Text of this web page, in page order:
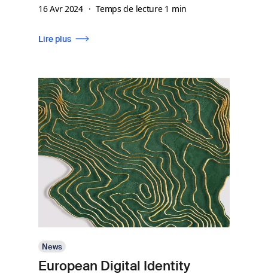
16 Avr 2024 Temps de lecture 1 min
Lire plus
Image
News
European Digital Identity